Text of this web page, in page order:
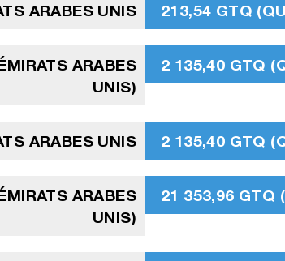
ARABES UNIS 213,54 GTQ
ARABES
UNIS)
2 135,40 GTQ
ARABES UNIS 2 135,40 GTQ
ARABES
UNIS)
21 353,96 GTQ